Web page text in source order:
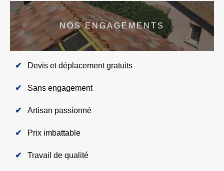
NOS ENGAGEMENTS
Devis et déplacement gratuits
Sans engagement
Artisan passionné
Prix imbattable
Travail de qualité